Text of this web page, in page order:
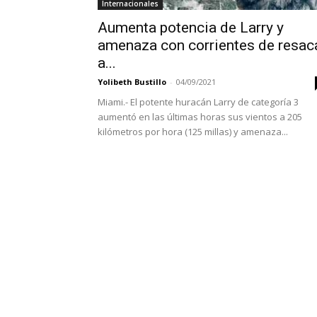
Internacionales
Aumenta potencia de Larry y
amenaza con corrientes de
a...
Yolibeth Bustillo - 04/09/2021
Miami.- El potente huracán Larry de categoría 3
aumentó en las últimas horas sus vientos a 205
kilómetros por hora (125 millas) y amenaza...